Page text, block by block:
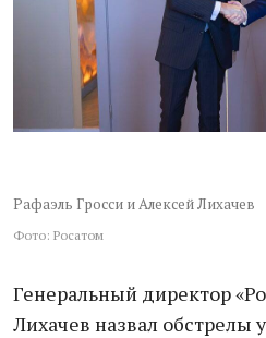
Рафаэль Гросси и Алексей Лихачев
Фото: Росатом
Генеральный директор
Лихачев назвал обстрелы